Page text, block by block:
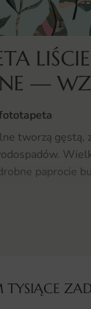
LIŚCIE
—
tworzą gęstą,
paprocie
się jako
Liście